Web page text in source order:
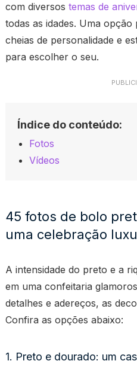
com diversostemas de
todas as idades. Uma
cheias de personalidade e
para escolher o seu.
Índice do conteúdo:
Fotos
Vídeos
45 fotos de bolo
uma celebração
A intensidade do preto e a
em uma confeitaria
detalhes e adereços, as
Confira as opções abaixo:
1. Preto e dourado: um